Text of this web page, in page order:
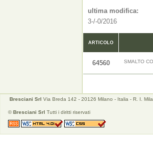
ultima modifica:
3-/-0/2016
ARTICOLO
64560 SMALTO
Bresciani Srl Via Breda 142 - 20126 Milano - Italia - R. I.
©Bresciani Srl Tutti i diritti riservati